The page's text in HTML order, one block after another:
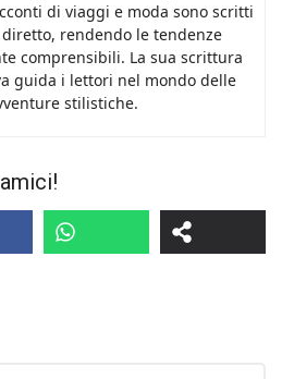
di viaggi e moda sono scritti
rendendo le tendenze
comprensibili. La sua scrittura
guida i lettori nel mondo delle
stilistiche.